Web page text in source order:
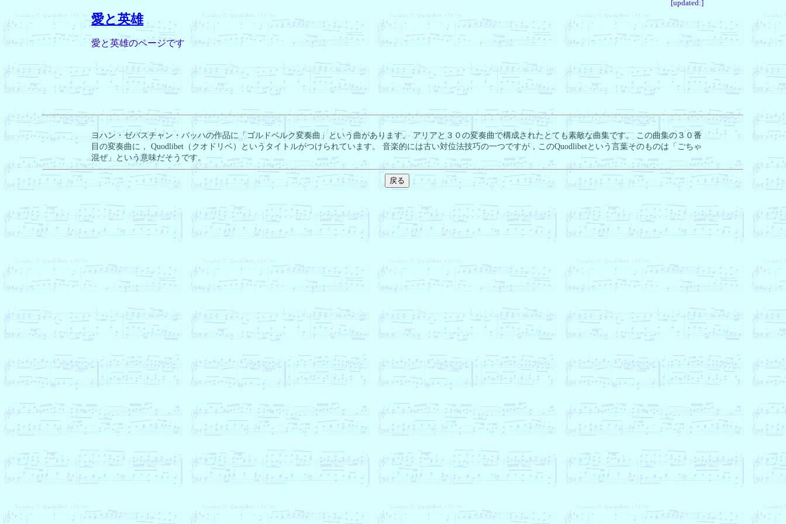
[updated:]
愛と英雄
愛と英雄のページです
ヨハン・ゼバスチャン・バッハの作品に「ゴルドベルク変奏曲」という曲があります。 アリアと３０の変奏曲で構成されたとても素敵な曲集です。 この曲集の３０番
目の変奏曲に， Quodlibet（クオドリベ）というタイトルがつけられています。 音楽的には古い対位法技巧の一つですが，このQuodlibetという言葉そのものは「ごちゃ
混ぜ」という意味だそうです。